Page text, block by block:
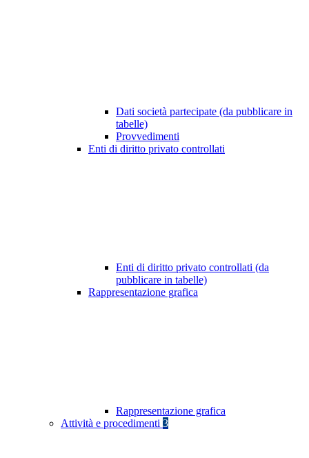
Dati società partecipate (da pubblicare in
tabelle)
Provvedimenti
Enti di diritto privato controllati
Enti di diritto privato controllati (da
pubblicare in tabelle)
Rappresentazione grafica
Rappresentazione grafica
Attività e procedimenti 3